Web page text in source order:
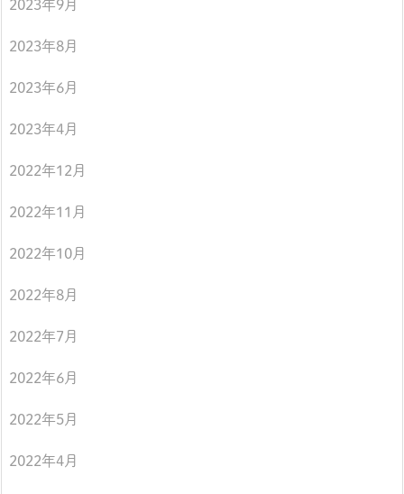
2023年9月
2023年8月
2023年6月
2023年4月
2022年12月
2022年11月
2022年10月
2022年8月
2022年7月
2022年6月
2022年5月
2022年4月